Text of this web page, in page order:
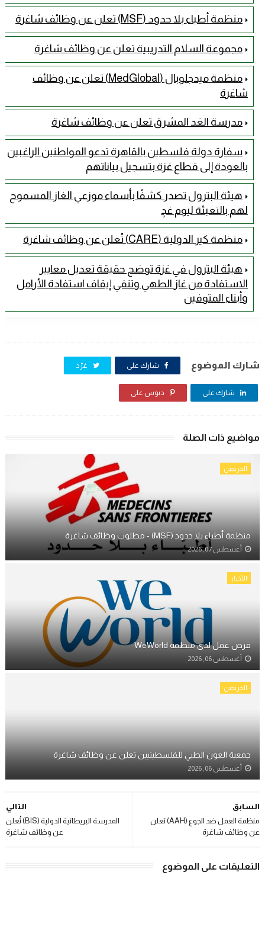
منظمة أطباء بلا حدود (MSF) تعلن عن وظائف شاغرة
مجموعة السلام التدريبية تعلن عن وظائف شاغرة
منظمة ميدجلوبال (MedGlobal) تعلن عن وظائف
شاغرة
مدرسة الغد المشرق تعلن عن وظائف شاغرة
سفارة دولة فلسطين بالقاهرة تدعو المواطنين الراغبين
بالعودة إلى قطاع غزة بتسجيل بياناتهم
هيئة البترول تصدر كشفًا بأسماء موزعي الغاز المسموح
لهم بالتعبئة ليوم غدٍ
منظمة كير الدولية (CARE) تُعلن عن وظائف شاغرة
هيئة البترول في غزة توضح حقيقة تعديل معايير
الاستفادة من غاز الطهي وتنفي إيقاف استفادة الأرامل
وأبناء المتوفين
شارك الموضوع شارك على غرّد
شارك على دبوس على
مواضيع ذات الصلة
الخريجين
منظمة أطباء بلا حدود (MSF) - مطلوب وظائف شاغرة
أغسطس 07, 2026
الأخبار
فرص عمل لدى منظمة WeWorld
أغسطس 06, 2026
الخريجين
جمعية العون الطبي للفلسطينيين تعلن عن وظائف شاغرة
أغسطس 06, 2026
التالي
المدرسة البريطانية الدولية (BIS) تُعلن
عن وظائف شاغرة
السابق
منظمة العمل ضد الجوع (AAH) تعلن
عن وظائف شاغرة
التعليقات على الموضوع